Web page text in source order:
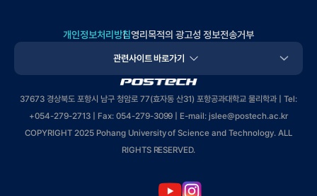
개인정보처리방침영리목적의 광고성 정보전송거부
관련사이트 바로가기
37673 경상북도 포항시 남구 청암로 77(효자동 산31) 포항공과대학교 물리학과 | Tel:
+054-279-2713| Fax: 054-279-3099 | E-mail: jslee@postech.ac.kr
COPYRIGHT 2025 Pohang University of Science and Technology. ALL
RIGHTS RESERVED.